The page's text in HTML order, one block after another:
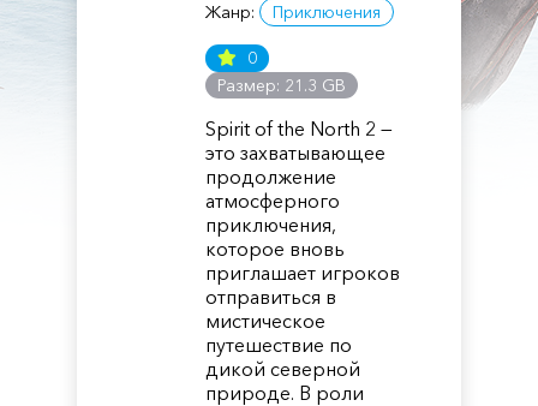
Жанр: Приключения
0
Размер: 21.3 GB
Spirit of the North 2 —
это захватывающее
продолжение
атмосферного
приключения,
которое вновь
приглашает игроков
отправиться в
мистическое
путешествие по
дикой северной
природе. В роли